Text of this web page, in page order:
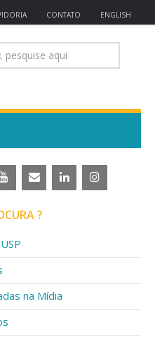
CONTATO ENGLISH
?
na Mídia